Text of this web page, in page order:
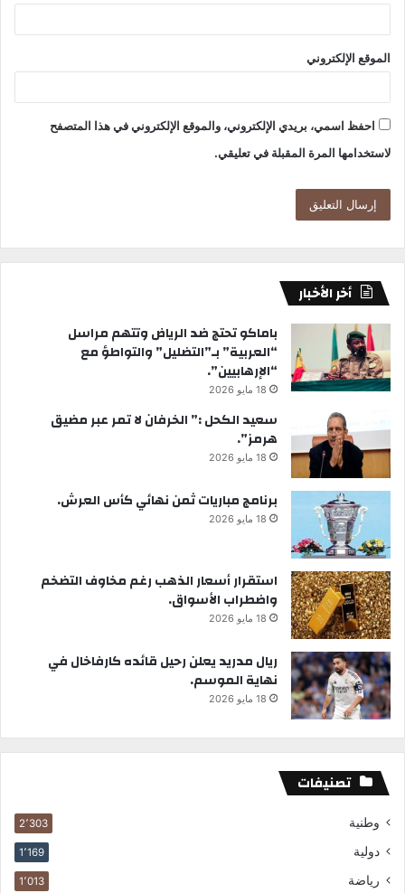
الموقع الإلكتروني
احفظ اسمي، بريدي الإلكتروني، والموقع الإلكتروني في هذا المتصفح
لاستخدامها المرة المقبلة في تعليقي.
أخر الأخبار
باماكو تحتج ضد الرياض وتتهم مراسل
“العربية” بـ”التضليل” والتواطؤ مع
“الإرهابيين”.
18 مايو 2026
سعيد الكحل :” الخرفان لا تمر عبر مضيق
هرمز”.
18 مايو 2026
برنامج مباريات ثمن نهائي كأس العرش.
18 مايو 2026
استقرار أسعار الذهب رغم مخاوف التضخم
واضطراب الأسواق.
18 مايو 2026
ريال مدريد يعلن رحيل قائده كارفاخال في
نهاية الموسم.
18 مايو 2026
تصنيفات
وطنية 2٬303
دولية 1٬169
رياضة 1٬013